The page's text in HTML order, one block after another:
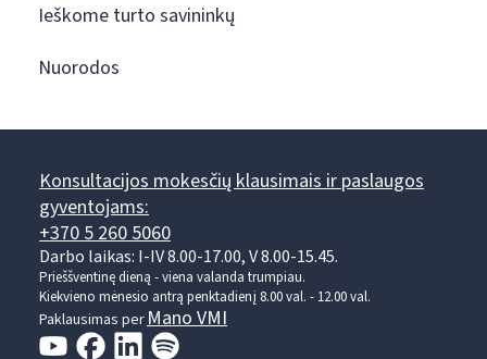
Ieškome turto savininkų
Nuorodos
Konsultacijos mokesčių klausimais ir paslaugos
gyventojams:
+370 5 260 5060
Darbo laikas: I-IV 8.00-17.00, V 8.00-15.45.
Prieššventinę dieną - viena valanda trumpiau.
Kiekvieno mėnesio antrą penktadienį 8.00 val. - 12.00 val.
Paklausimas per Mano VMI